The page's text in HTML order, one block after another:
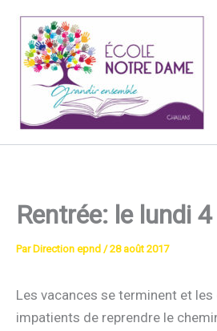
contenu
Rentrée: le lundi
Par Direction epnd /28 août 2017
Les vacances se terminent et
impatients de reprendre le